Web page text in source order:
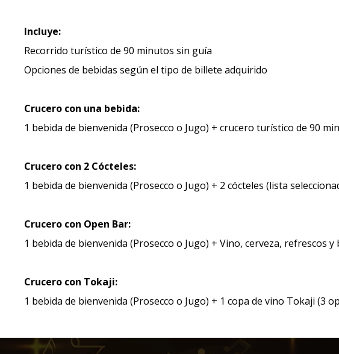
Incluye:
Recorrido turístico de 90 minutos sin guía
Opciones de bebidas según el tipo de billete adquirido
Crucero con una bebida:
1 bebida de bienvenida (Prosecco o Jugo) + crucero turístico de 90
Crucero con 2 Cócteles:
1 bebida de bienvenida (Prosecco o Jugo) + 2 cócteles (lista
Crucero con Open Bar:
1 bebida de bienvenida (Prosecco o Jugo) + Vino, cerveza,
Crucero con Tokaji:
1 bebida de bienvenida (Prosecco o Jugo) + 1 copa de vino Tokaji (3